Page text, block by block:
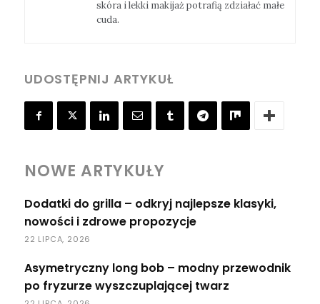
skóra i lekki makijaż potrafią zdziałać małe
cuda.
UDOSTĘPNIJ ARTYKUŁ
NOWE ARTYKUŁY
Dodatki do grilla – odkryj najlepsze klasyki,
nowości i zdrowe propozycje
22 LIPCA, 2026
Asymetryczny long bob – modny przewodnik
po fryzurze wyszczuplającej twarz